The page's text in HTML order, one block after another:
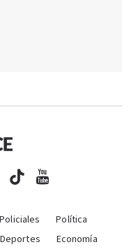
Policiales
Política
Deportes
Economía